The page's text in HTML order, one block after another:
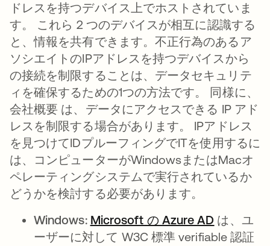
ドレスを持つデバイス上でホストされていま
す。 これら 2 つのデバイスが相互に認識する
と、情報を共有できます。不正行為のあるア
ソシエイトのIPアドレスを持つデバイスから
の接続を制限することは、データセキュリテ
ィを確保するための1つの方法です。 同様に、
会社概要 は、データにアクセスできる IP アド
レスを制限する場合があります。 IPアドレス
を見つけてIDプルーフィングでITを使用するに
は、コンピューターがWindowsまたはMacオ
ペレーティングシステムで実行されているか
どうかを検討する必要があります。
Windows: Microsoft の Azure AD 新しいタ
は、ユ
ーザーに対して W3C 標準 verifiable 認証